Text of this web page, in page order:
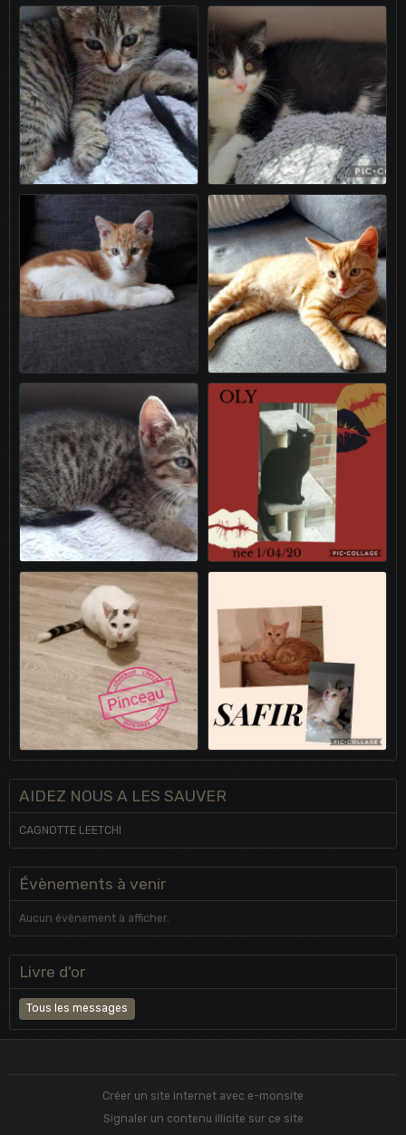
AIDEZ NOUS A LES SAUVER
CAGNOTTE LEETCHI
Évènements à venir
Aucun évènement à afficher.
Livre d'or
Tous les messages
Créer un site internet avec e-monsite
Signaler un contenu illicite sur ce site